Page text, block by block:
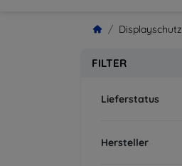
Displayschutz
FILTER
Lieferstatus
Hersteller